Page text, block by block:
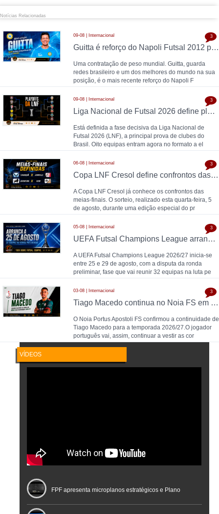
Notícias Relacionadas
09-08 | Internacional
Guitta é reforço do Napoli Futsal 2012 para 2026/2027
Uma contratação de peso mundial. Guitta, guarda
redes brasileiro e um dos melhores do mundo na sua
posição, é o mais recente reforço do Napoli F
3
09-08 | Internacional
Liga Nacional de Futsal 2026 define play offs, oito equipas em disputa por vaga nos quartos de final
Está definida a fase decisiva da Liga Nacional de
Futsal 2026 (LNF), a principal prova de clubes do
Brasil. Oito equipas entram agora no formato a el
3
06-08 | Internacional
Copa LNF Cresol define confrontos das meias-finais
A Copa LNF Cresol já conhece os confrontos das
meias-finais. O sorteio, realizado esta quarta-feira, 5
de agosto, durante uma edição especial do pr
3
05-08 | Internacional
UEFA Futsal Champions League arranca a 25 de agosto com 32 equipas na ronda preliminar
A UEFA Futsal Champions League 2026/27 inicia-se
entre 25 e 29 de agosto, com a disputa da ronda
preliminar, fase que vai reunir 32 equipas na luta pe
3
03-08 | Internacional
Tiago Macedo continua no Noia FS em 2026/27
O Noia Portus Apostoli FS confirmou a continuidade de
Tiago Macedo para a temporada 2026/27.O jogador
português vai, assim, continuar a vestir as cor
3
VÍDEOS
FPF apresenta microplanos estratégicos e Plano